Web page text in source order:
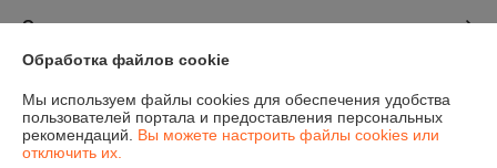
О нас
Доставка и оплата
Обработка файлов cookie
Мы используем файлы cookies для обеспечения удобства
пользователей портала и предоставления персональных
рекомендаций. Вы можете настроить файлы cookies или
отключить их.